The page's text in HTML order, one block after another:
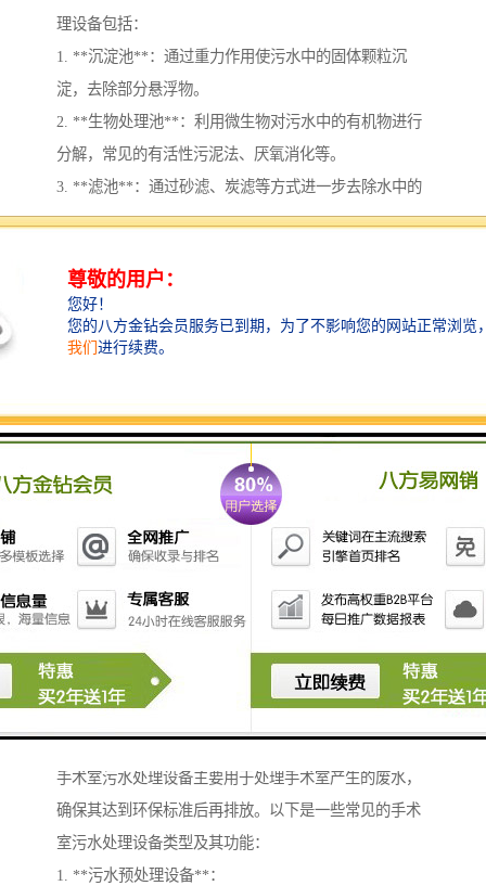
理设备包括：
1. **沉淀池**：通过重力作用使污水中的固体颗粒沉
淀，去除部分悬浮物。
2. **生物处理池**：利用微生物对污水中的有机物进行
分解，常见的有活性污泥法、厌氧消化等。
3. **滤池**：通过砂滤、炭滤等方式进一步去除水中的
悬浮物和污染物。
等，去除水中溶解的污染物。
5. **膜过滤设备**：如超滤、纳滤和反渗透等，用于进
一步净化水质。
处理后的水达到排放标准。
7. **污水回收利用系统**：将处理后的水进行回收利
用，用于灌溉等用途，减少水资源浪费。
养鸡场的污水处理系统应该根据养殖规模、污水排放量
以及当地环保要求进行设计和选择合适的设备。
手术室污水处理设备主要用于处理手术室产生的废水，
确保其达到环保标准后再排放。以下是一些常见的手术
室污水处理设备类型及其功能：
1. **污水预处理设备**：